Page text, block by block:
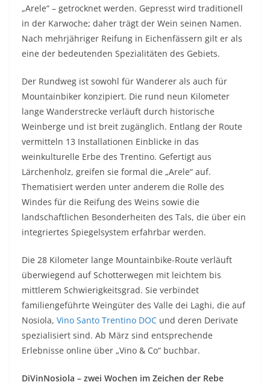
„Arele“ – getrocknet werden. Gepresst wird traditionell
in der Karwoche; daher trägt der Wein seinen Namen.
Nach mehrjähriger Reifung in Eichenfässern gilt er als
eine der bedeutenden Spezialitäten des Gebiets.
Der Rundweg ist sowohl für Wanderer als auch für
Mountainbiker konzipiert. Die rund neun Kilometer
lange Wanderstrecke verläuft durch historische
Weinberge und ist breit zugänglich. Entlang der Route
vermitteln 13 Installationen Einblicke in das
weinkulturelle Erbe des Trentino. Gefertigt aus
Lärchenholz, greifen sie formal die „Arele“ auf.
Thematisiert werden unter anderem die Rolle des
Windes für die Reifung des Weins sowie die
landschaftlichen Besonderheiten des Tals, die über ein
integriertes Spiegelsystem erfahrbar werden.
Die 28 Kilometer lange Mountainbike-Route verläuft
überwiegend auf Schotterwegen mit leichtem bis
mittlerem Schwierigkeitsgrad. Sie verbindet
familiengeführte Weingüter des Valle dei Laghi, die auf
Nosiola, Vino Santo Trentino DOC und deren Derivate
spezialisiert sind. Ab März sind entsprechende
Erlebnisse online über „Vino & Co“ buchbar.
DiVinNosiola – zwei Wochen im Zeichen der Rebe